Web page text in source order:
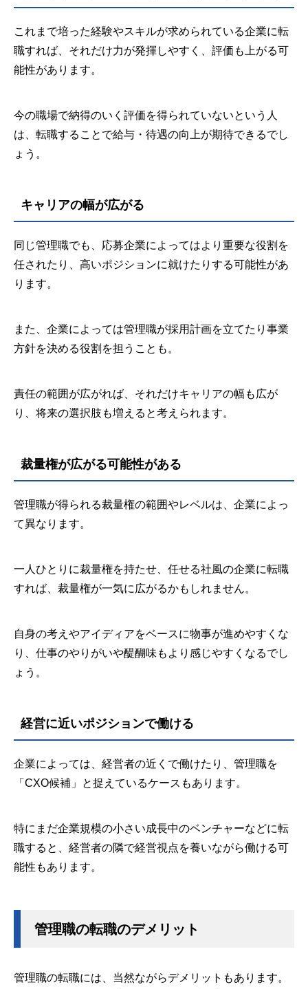
これまで培った経験やスキルが求められている企業に転
職すれば、それだけ力が発揮しやすく、評価も上がる可
能性があります。
今の職場で納得のいく評価を得られていないという人
は、転職することで給与・待遇の向上が期待できるでし
ょう。
キャリアの幅が広がる
同じ管理職でも、応募企業によってはより重要な役割を
任されたり、高いポジションに就けたりする可能性があ
ります。
また、企業によっては管理職が採用計画を立てたり事業
方針を決める役割を担うことも。
責任の範囲が広がれば、それだけキャリアの幅も広が
り、将来の選択肢も増えると考えられます。
裁量権が広がる可能性がある
管理職が得られる裁量権の範囲やレベルは、企業によっ
て異なります。
一人ひとりに裁量権を持たせ、任せる社風の企業に転職
すれば、裁量権が一気に広がるかもしれません。
自身の考えやアイディアをベースに物事が進めやすくな
り、仕事のやりがいや醍醐味もより感じやすくなるでし
ょう。
経営に近いポジションで働ける
企業によっては、経営者の近くで働けたり、管理職を
「CXO候補」と捉えているケースもあります。
特にまだ企業規模の小さい成長中のベンチャーなどに転
職すると、経営者の隣で経営視点を養いながら働ける可
能性もあります。
管理職の転職のデメリット
管理職の転職には、当然ながらデメリットもあります。